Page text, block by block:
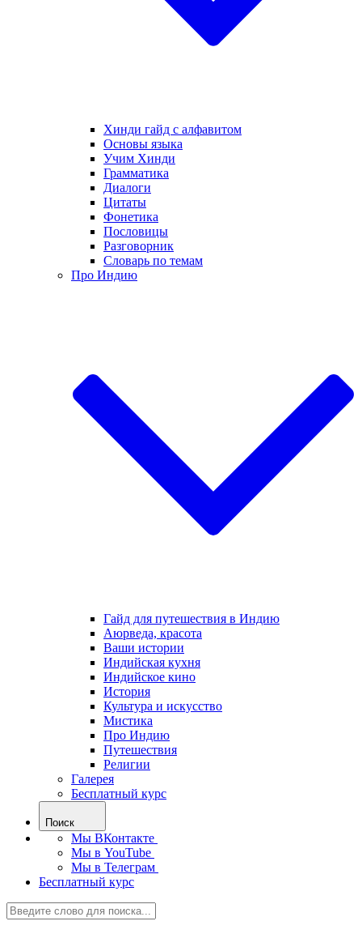
Хинди гайд с алфавитом
Основы языка
Учим Хинди
Грамматика
Диалоги
Цитаты
Фонетика
Пословицы
Разговорник
Словарь по темам
Про Индию
Гайд для путешествия в Индию
Аюрведа, красота
Ваши истории
Индийская кухня
Индийское кино
История
Культура и искусство
Мистика
Про Индию
Путешествия
Религии
Галерея
Бесплатный курс
Поиск
Мы ВКонтакте
Мы в YouTube
Мы в Телеграм
Бесплатный курс